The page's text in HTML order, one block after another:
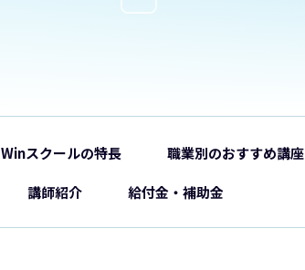
Winスクールの特長 職業別のおすすめ講座
講師紹介 給付金・補助金